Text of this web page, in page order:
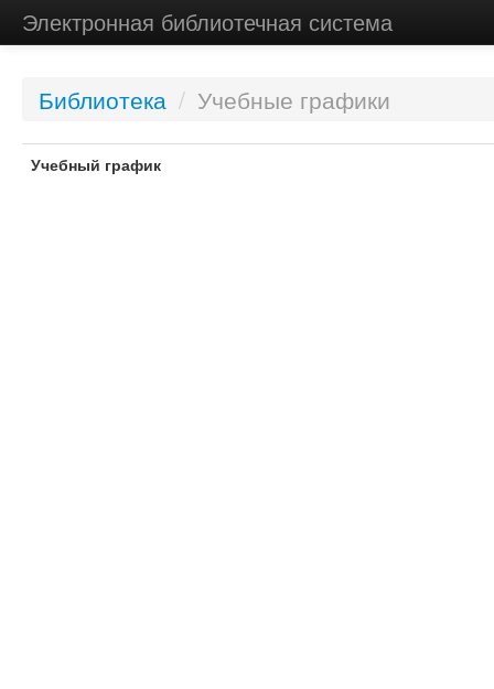
Электронная библиотечная система
Библиотека / Учебные графики
Учебный график